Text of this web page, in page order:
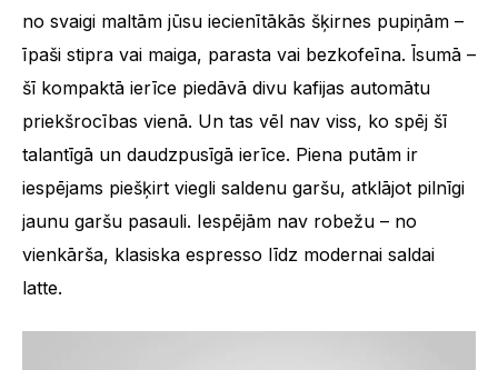
no svaigi maltām jūsu iecienītākās šķirnes pupiņām –
īpaši stipra vai maiga, parasta vai bezkofeīna. Īsumā –
šī kompaktā ierīce piedāvā divu kafijas automātu
priekšrocības vienā. Un tas vēl nav viss, ko spēj šī
talantīgā un daudzpusīgā ierīce. Piena putām ir
iespējams piešķirt viegli saldenu garšu, atklājot pilnīgi
jaunu garšu pasauli. Iespējām nav robežu – no
vienkārša, klasiska espresso līdz modernai saldai
latte.